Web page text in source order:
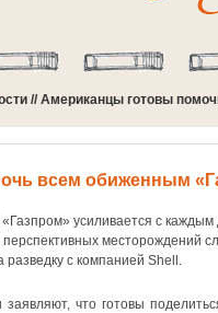
// Американцы готовы
всем обиженным
«Газпром» усиливается с
перспективных месторождений
разведку с компанией Shell.
что готовы